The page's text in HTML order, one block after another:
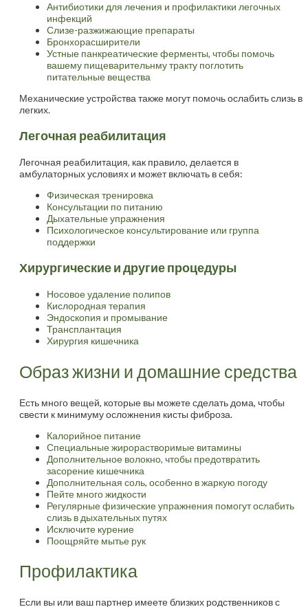
Антибиотики для лечения и профилактики легочных
инфекций
Слизе-разжижающие препараты
Бронхорасширители
Устные панкреатические ферменты, чтобы помочь
вашему пищеварительнму тракту поглотить
питательные вещества
Механические устройства также могут помочь ослабить слизь в
легких.
Легочная реабилитация
Легочная реабилитация, как правило, делается в
амбулаторных условиях и может включать в себя:
Физическая тренировка
Консультации по питанию
Дыхательные упражнения
Психологическое консультирование или группа
поддержки
Хирургические и другие процедуры
Носовое удаление полипов
Кислородная терапия
Эндоскопия и промывание
Трансплантация
Хирургия кишечника
Образ жизни и домашние средства
Есть много вещей, которые вы можете сделать дома, чтобы
свести к минимуму осложнения кисты фиброза.
Калорийное питание
Специальные жирорастворимые витамины
Дополнительное волокно, чтобы предотвратить
засорение кишечника
Дополнительная соль, особенно в жаркую погоду
Пейте много жидкости
Регулярные физические упражнения помогут ослабить
слизь в дыхательных путях
Исключите курение
Поощряйте мытье рук
Профилактика
Если вы или ваш партнер имеете близких родственников с